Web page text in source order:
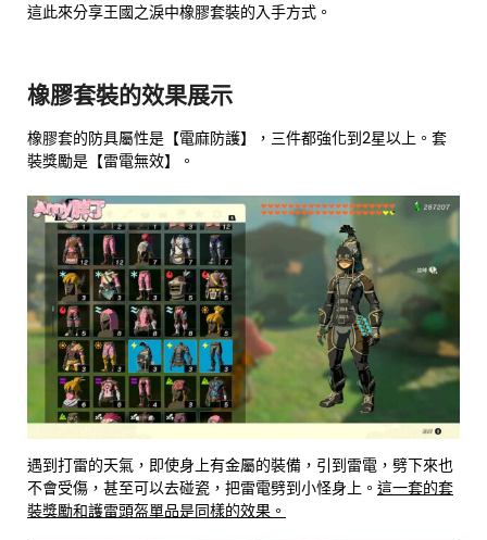
這此來分享王國之淚中橡膠套裝的入手方式。
橡膠套裝的效果展示
橡膠套的防具屬性是【電麻防護】，三件都強化到2星以上。套
裝獎勵是【雷電無效】。
遇到打雷的天氣，即使身上有金屬的裝備，引到雷電，劈下來也
不會受傷，甚至可以去碰瓷，把雷電劈到小怪身上。 這一套的套
裝獎勵和護雷頭盔單品是同樣的效果。